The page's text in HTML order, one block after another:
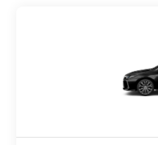
ducha tipo lluvia y
Entre las comodidades,